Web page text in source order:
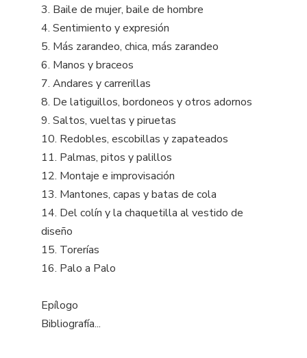
3. Baile de mujer, baile de hombre
4. Sentimiento y expresión
5. Más zarandeo, chica, más zarandeo
6. Manos y braceos
7. Andares y carrerillas
8. De latiguillos, bordoneos y otros adornos
9. Saltos, vueltas y piruetas
10. Redobles, escobillas y zapateados
11. Palmas, pitos y palillos
12. Montaje e improvisación
13. Mantones, capas y batas de cola
14. Del colín y la chaquetilla al vestido de
diseño
15. Torerías
16. Palo a Palo
Epílogo
Bibliografía...